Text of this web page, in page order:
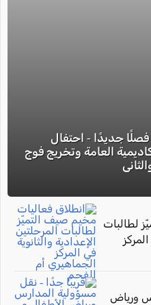
فصلًا جديدًا - احتفال
العامة وتخريج فوج
لطالبات
ورياض